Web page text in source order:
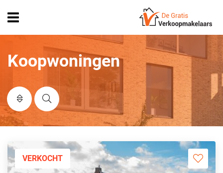
Open
menu
Koopwoningen
VERKOCHT